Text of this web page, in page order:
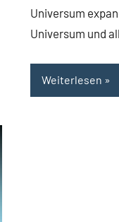
Universum
Universum und
Weiterlesen